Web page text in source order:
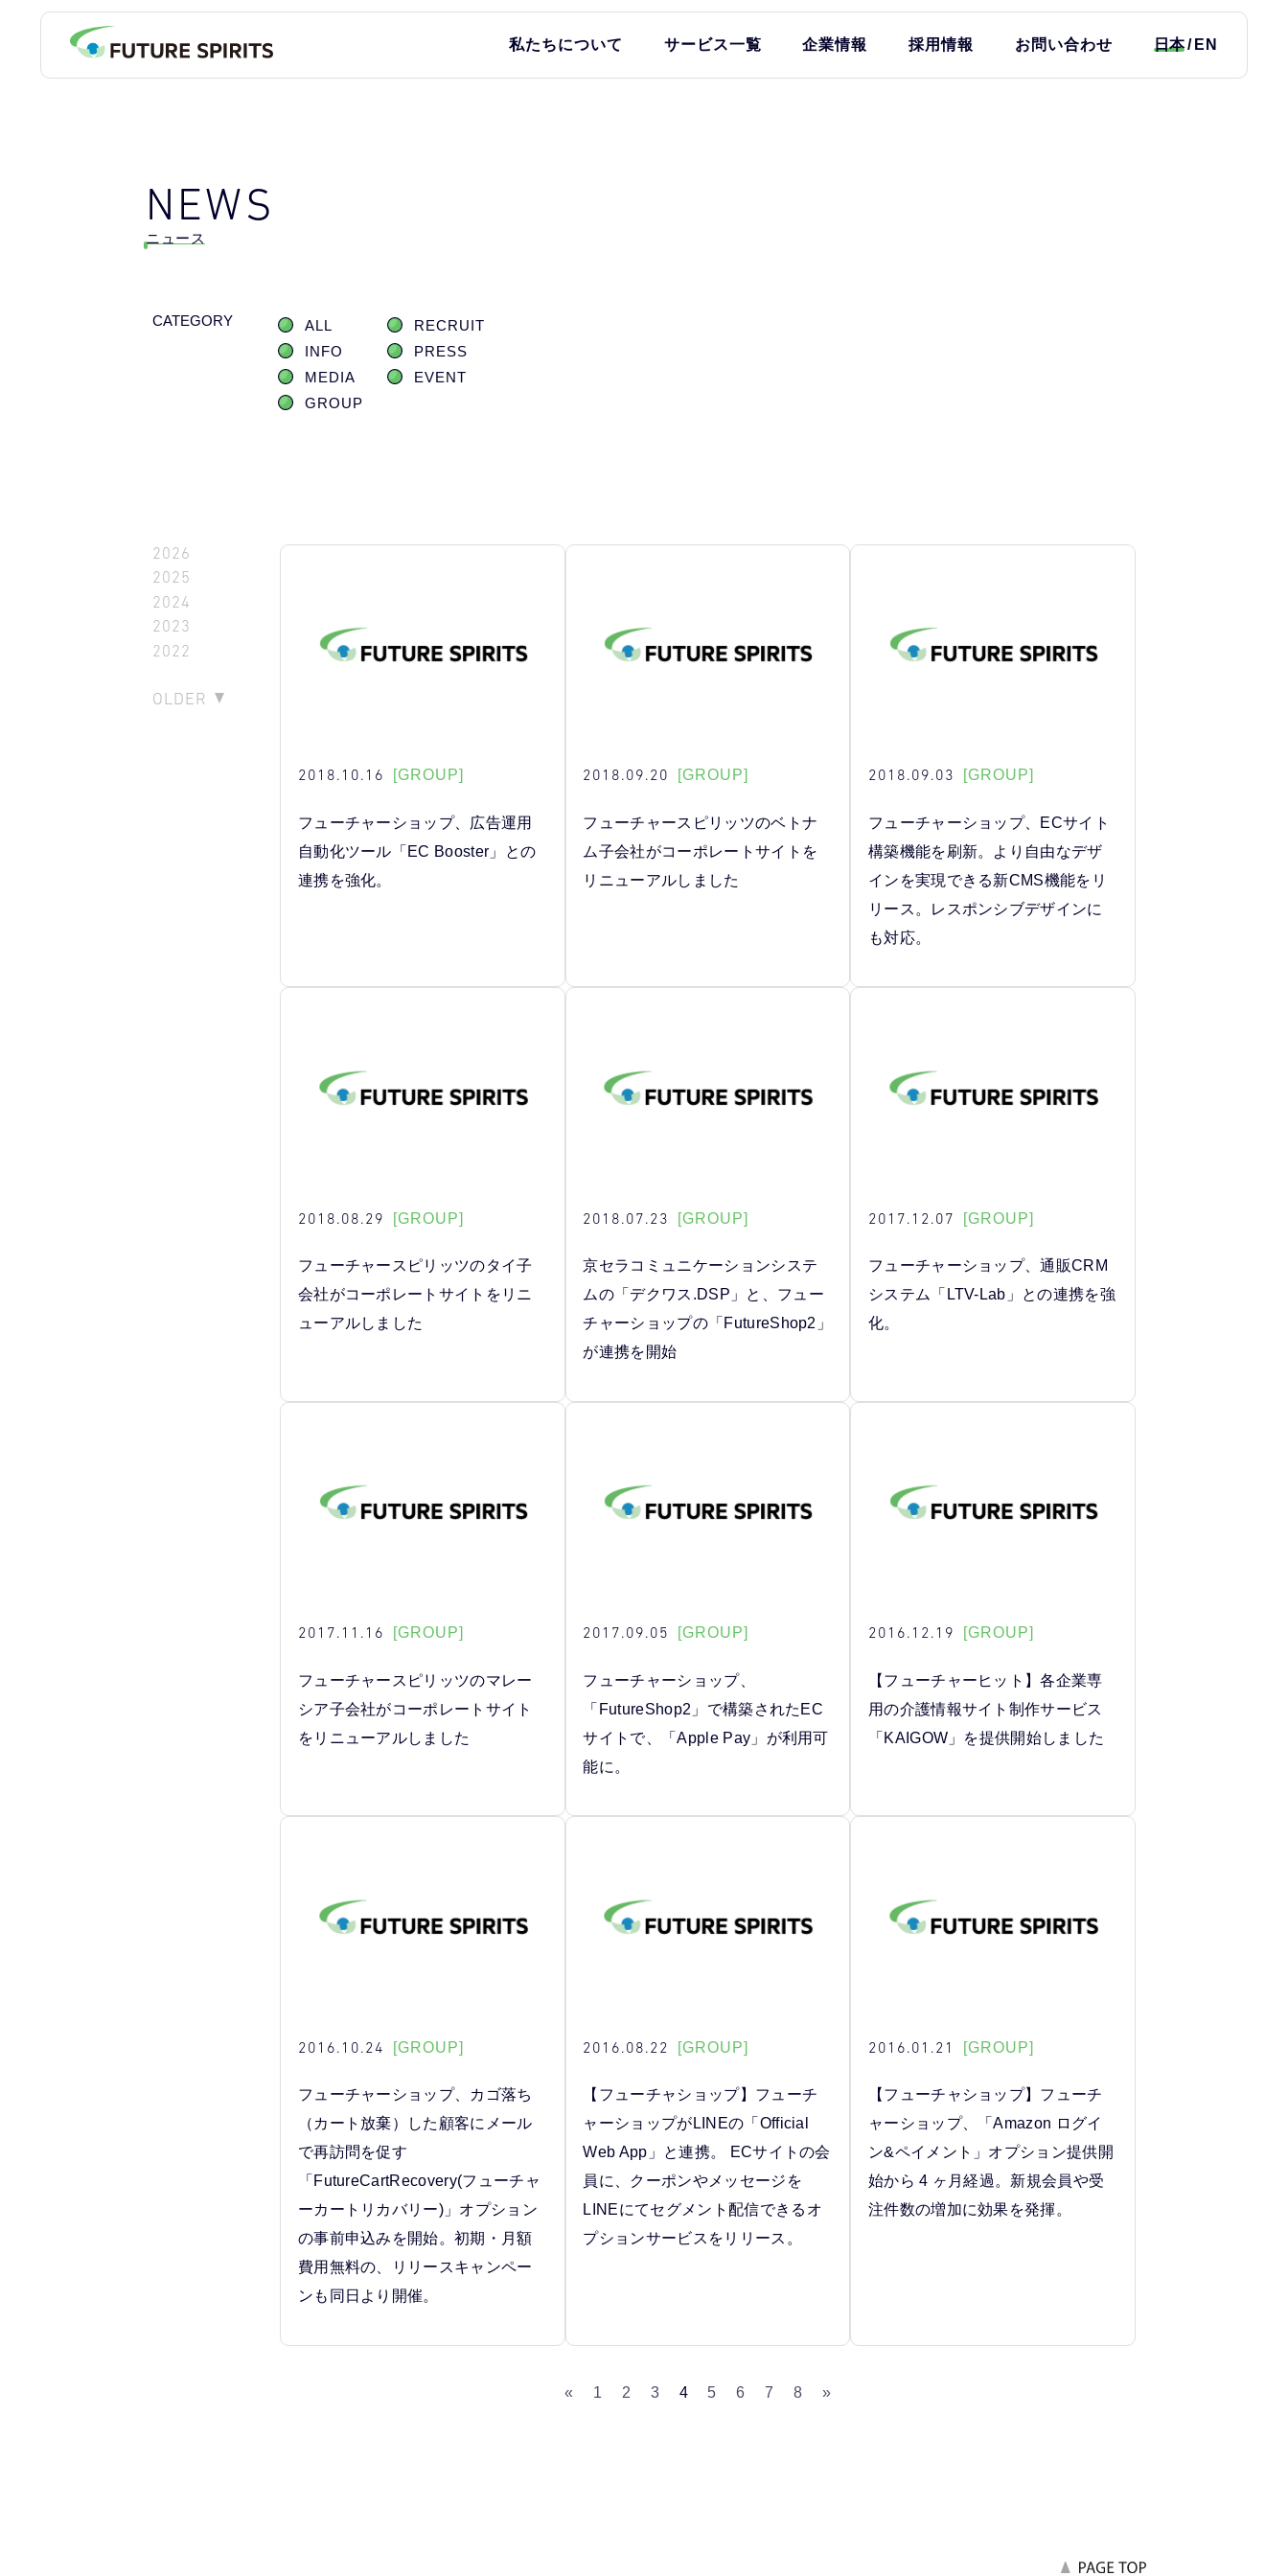
私たちについて サービス一覧 企業情報 採用情報 お問い合わせ 日本 EN
NEWS
ニュース
CATEGORY ALL
RECRUIT
INFO
PRESS
MEDIA
EVENT
GROUP
2026
2025
2024
2023
2022
OLDER
2018.10.16 [GROUP]
フューチャーショップ、広告運用
自動化ツール「EC Booster」との
連携を強化。
2018.09.20 [GROUP]
フューチャースピリッツのベトナ
ム子会社がコーポレートサイトを
リニューアルしました
2018.09.03 [GROUP]
フューチャーショップ、ECサイト
構築機能を刷新。より自由なデザ
インを実現できる新CMS機能をリ
リース。レスポンシブデザインに
も対応。
2018.08.29 [GROUP]
フューチャースピリッツのタイ子
会社がコーポレートサイトをリニ
ューアルしました
2018.07.23 [GROUP]
京セラコミュニケーションシステ
ムの「デクワス.DSP」と、フュー
チャーショップの「FutureShop2」
が連携を開始
2017.12.07 [GROUP]
フューチャーショップ、通販CRM
システム「LTV-Lab」との連携を強
化。
2017.11.16 [GROUP]
フューチャースピリッツのマレー
シア子会社がコーポレートサイト
をリニューアルしました
2017.09.05 [GROUP]
フューチャーショップ、
「FutureShop2」で構築されたEC
サイトで、「Apple Pay」が利用可
能に。
2016.12.19 [GROUP]
【フューチャーヒット】各企業専
用の介護情報サイト制作サービス
「KAIGOW」を提供開始しました
2016.10.24 [GROUP]
フューチャーショップ、カゴ落ち
（カート放棄）した顧客にメール
で再訪問を促す
「FutureCartRecovery(フューチャ
ーカートリカバリー)」オプション
の事前申込みを開始。初期・月額
費用無料の、リリースキャンペー
ンも同日より開催。
2016.08.22 [GROUP]
【フューチャショップ】フューチ
ャーショップがLINEの「Official
Web App」と連携。 ECサイトの会
員に、クーポンやメッセージを
LINEにてセグメント配信できるオ
プションサービスをリリース。
2016.01.21 [GROUP]
【フューチャショップ】フューチ
ャーショップ、「Amazon ログイ
ン&ペイメント」オプション提供開
始から 4 ヶ月経過。新規会員や受
注件数の増加に効果を発揮。
« 1 2 3 4 5 6 7 8 »